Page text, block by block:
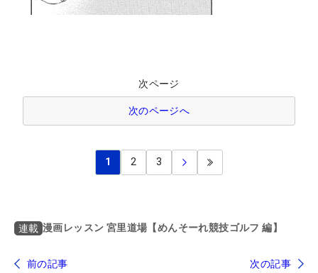
次ページ
次のページへ
1 2 3
連載 漫画レッスン 宮里道場【めんそーれ競技ゴルフ 編】
前の記事 次の記事